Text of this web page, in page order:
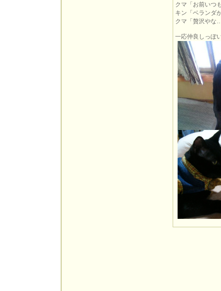
クマ「お前いつ
キン「ベランダ
クマ「贅沢やな
一応仲良しっぽ